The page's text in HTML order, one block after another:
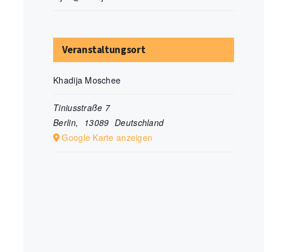
Veranstaltungsort
Khadija Moschee
Tiniusstraße 7
Berlin, 13089 Deutschland
Google Karte anzeigen